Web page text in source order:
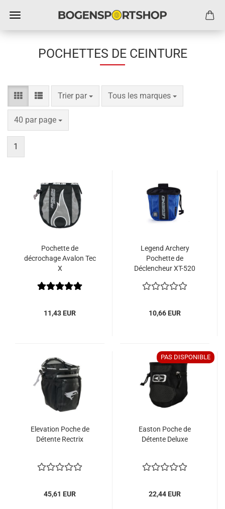
POCHETTES DE CEINTURE
Trier par
Trier par Tous les marques
par page
40 par page
par page
1
Pochette de
décrochage Avalon Tec
X
11,43 EUR
Legend Archery
Pochette de
Déclencheur XT-520
10,66 EUR
Elevation Poche de
Détente Rectrix
45,61 EUR
PAS DISPONIBLE
Easton Poche de
Détente Deluxe
22,44 EUR